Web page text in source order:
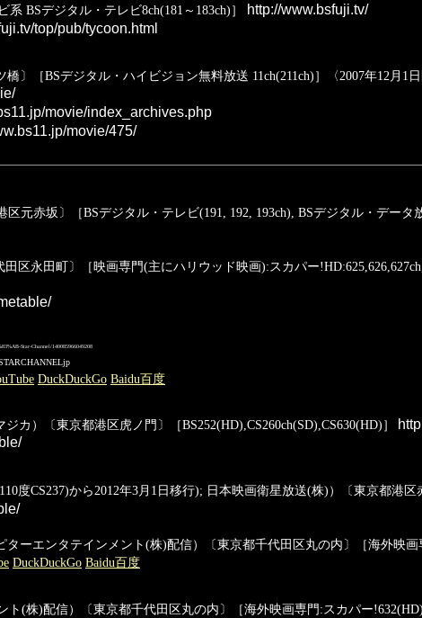
BSデジタル・テレビ8ch(181～183ch)］
http://www.bsfuji.tv/
top/pub/tycoon.html
〕［BSデジタル・ハイビジョン無料放送 11ch(211ch)］〈2007年12月1
movie/index_archives.php
movie/475/
（旧称:日本衛星放送(株)→(株)ワウワウ）〔東京都港区元赤坂〕［BSデジタル
区永田町〕［映画専門(主にハリウッド映画):スカパー
Star-Channel/140085966049208
DuckDuckGo Baidu百度
カ）〔東京都港区虎ノ門〕［BS252(HD),CS260ch(SD),CS630(HD)］
度CS237)から2012年3月1日移行); 日本映画衛星放送(株)）〔東京都港
ターエンタテインメント(株)配信）〔東京都千代田区丸の内〕［海外映
DuckDuckGo Baidu百度
ト(株)配信）〔東京都千代田区丸の内〕［海外映画専門:スカパー